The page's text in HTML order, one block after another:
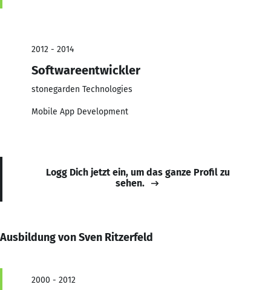
2012 - 2014
Softwareentwickler
stonegarden Technologies
Mobile App Development
Logg Dich jetzt ein, um das ganze Profil zu
sehen.
Ausbildung von Sven Ritzerfeld
2000 - 2012